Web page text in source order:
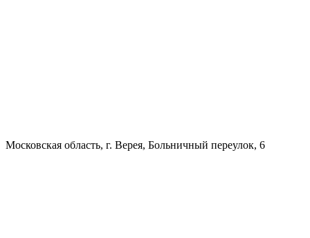
Московская область, г. Верея, Больничный переулок, 6